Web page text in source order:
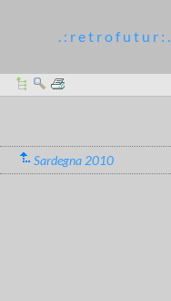
. : r e t r o f u t u r : .
Sardegna 2010